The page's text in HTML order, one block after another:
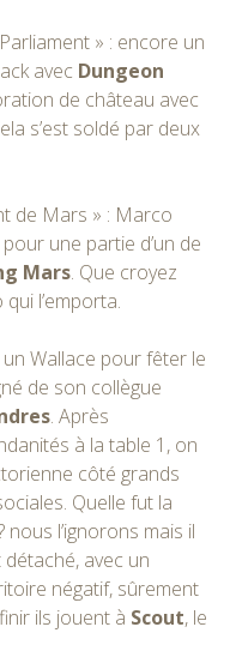
» : encore un
avec Dungeon
de château avec
s’est soldé par deux
de Mars » : Marco
une partie d’un de
Mars. Que croyez
l’emporta.
Wallace pour fêter le
de son collègue
. Après
à la table 1, on
côté grands
Quelle fut la
nous l’ignorons mais il
détaché, avec un
négatif, sûrement
ils jouent à Scout, le